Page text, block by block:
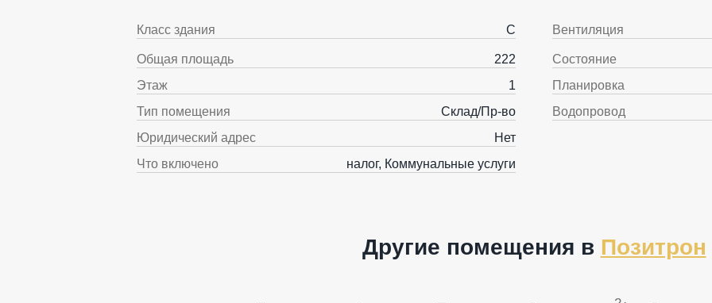
Класс здания C
Общая площадь
222
Этаж
1
Тип помещения
Склад/Пр-во
Юридический адрес
Нет
Что включено
налог, Коммунальные услуги
Вентиляция
Состояние
Планировка
Водопровод
Другие помещения в Позитрон